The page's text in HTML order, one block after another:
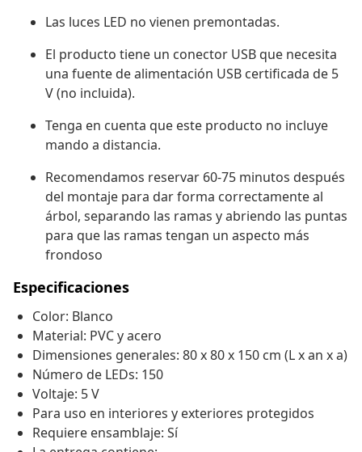
Las luces LED no vienen premontadas.
El producto tiene un conector USB que necesita
una fuente de alimentación USB certificada de 5
V (no incluida).
Tenga en cuenta que este producto no incluye
mando a distancia.
Recomendamos reservar 60-75 minutos después
del montaje para dar forma correctamente al
árbol, separando las ramas y abriendo las puntas
para que las ramas tengan un aspecto más
frondoso
Especificaciones
Color: Blanco
Material: PVC y acero
Dimensiones generales: 80 x 80 x 150 cm (L x an x a)
Número de LEDs: 150
Voltaje: 5 V
Para uso en interiores y exteriores protegidos
Requiere ensamblaje: Sí